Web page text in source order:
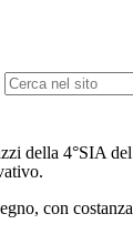
della 4°SIA
con